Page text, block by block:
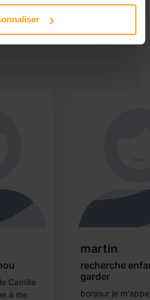
proches de
Camille
à me
martin
recherche
garder
bonjour je